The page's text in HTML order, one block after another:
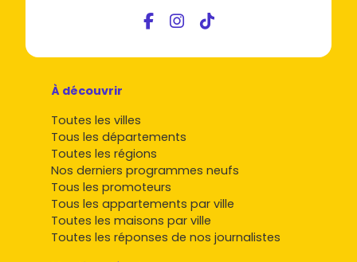
À découvrir
Toutes les villes
Tous les départements
Toutes les régions
Nos derniers programmes neufs
Tous les promoteurs
Tous les appartements par ville
Toutes les maisons par ville
Toutes les réponses de nos journalistes